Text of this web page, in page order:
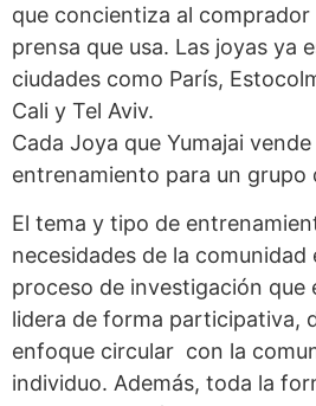
que concientiza al
prensa que usa. Las joyas ya
ciudades como París,
Cali y Tel Aviv.
Cada Joya que Yumajai
entrenamiento para un grupo
El tema y tipo de
necesidades de la comunidad
proceso de investigación que
lidera de forma participativa,
enfoque circular con la
individuo. Además, toda la